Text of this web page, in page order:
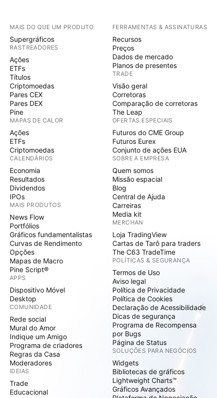
MAIS DO QUE UM PRODUTO
Supergráficos
RASTREADORES
Ações
ETFs
Títulos
Criptomoedas
Pares CEX
Pares DEX
Pine
MAPAS DE CALOR
Ações
ETFs
Criptomoedas
CALENDÁRIOS
Economia
Resultados
Dividendos
IPOs
MAIS PRODUTOS
News Flow
Portfólios
Gráficos fundamentalistas
Curvas de Rendimento
Opções
Mapas de Macro
Pine Script®
APPS
Dispositivo Móvel
Desktop
COMUNIDADE
Rede social
Mural do Amor
Indique um Amigo
Programa de criadores
Regras da Casa
Moderadores
IDEIAS
Trade
Educacional
FERRAMENTAS & ASSINATURAS
Recursos
Preços
Dados de mercado
Planos de presentes
TRADE
Visão geral
Corretoras
Comparação de corretoras
The Leap
OFERTAS ESPECIAIS
Futuros do CME Group
Futuros Eurex
Conjunto de ações EUA
SOBRE A EMPRESA
Quem somos
Missão espacial
Blog
Central de Ajuda
Carreiras
Media kit
MERCHAN
Loja TradingView
Cartas de Tarô para traders
The C63 TradeTime
POLÍTICAS & SEGURANÇA
Termos de Uso
Aviso legal
Política de Privacidade
Política de Cookies
Declaração de Acessibilidade
Dicas de segurança
Programa de Recompensa
por Bugs
Página de Status
SOLUÇÕES PARA NEGÓCIOS
Widgets
Bibliotecas de gráficos
Lightweight Charts™
Gráficos Avançados